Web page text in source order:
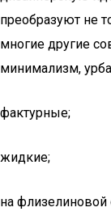
преобразуют не
многие другие
минимализм,
фактурные;
жидкие;
на флизелиновой